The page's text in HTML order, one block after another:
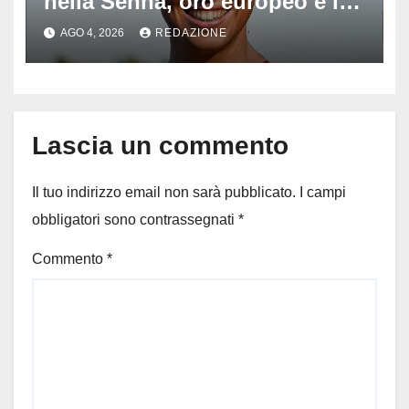
stoccata sul fiume di Parigi:
‘Era bella zozza’
AGO 4, 2026 REDAZIONE
Lascia un commento
Il tuo indirizzo email non sarà pubblicato.
I campi
obbligatori sono contrassegnati *
Commento *